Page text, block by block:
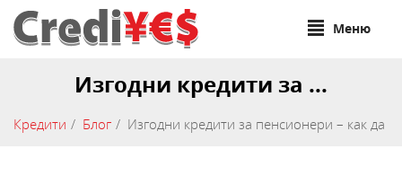
Меню
Изгодни кредити за ...
Кредити Блог Изгодни кредити за пенсионери – как да